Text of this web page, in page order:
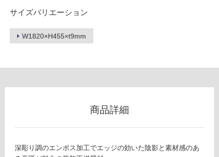
サイズバリエーション
W1820×H455×t9mm
能
使
用
使
不
商品詳細
深彫り調のエンボス加工でエッジの効いた陰影と素材感のあ